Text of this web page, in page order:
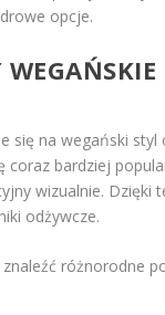
opcje.
się na wegański
coraz bardziej
wizualnie.
odżywcze.
różnorodne